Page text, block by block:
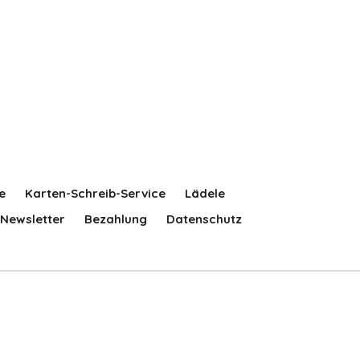
Karten-Schreib-Service
Lädele
Newsletter Bezahlung Datenschutz